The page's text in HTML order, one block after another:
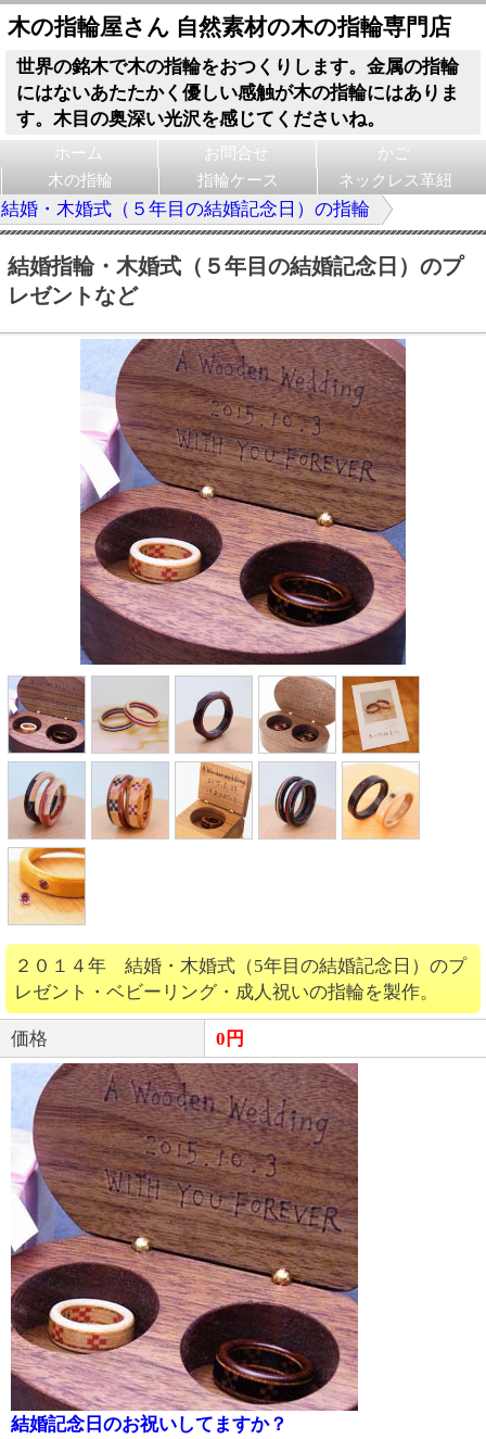
木の指輪屋さん 自然素材の木の指輪専門店
世界の銘木で木の指輪をおつくりします。金属の指輪
にはないあたたかく優しい感触が木の指輪にはありま
す。木目の奥深い光沢を感じてくださいね。
ホーム お問合せ
かご
木の指輪
指輪ケース ネックレス革紐
結婚・木婚式（５年目の結婚記念日）の指輪
結婚指輪・木婚式（５年目の結婚記念日）のプ
レゼントなど
２０１４年 結婚・木婚式（5年目の結婚記念日）のプ
レゼント・ベビーリング・成人祝いの指輪を製作。
価格 0円
結婚記念日のお祝いしてますか？